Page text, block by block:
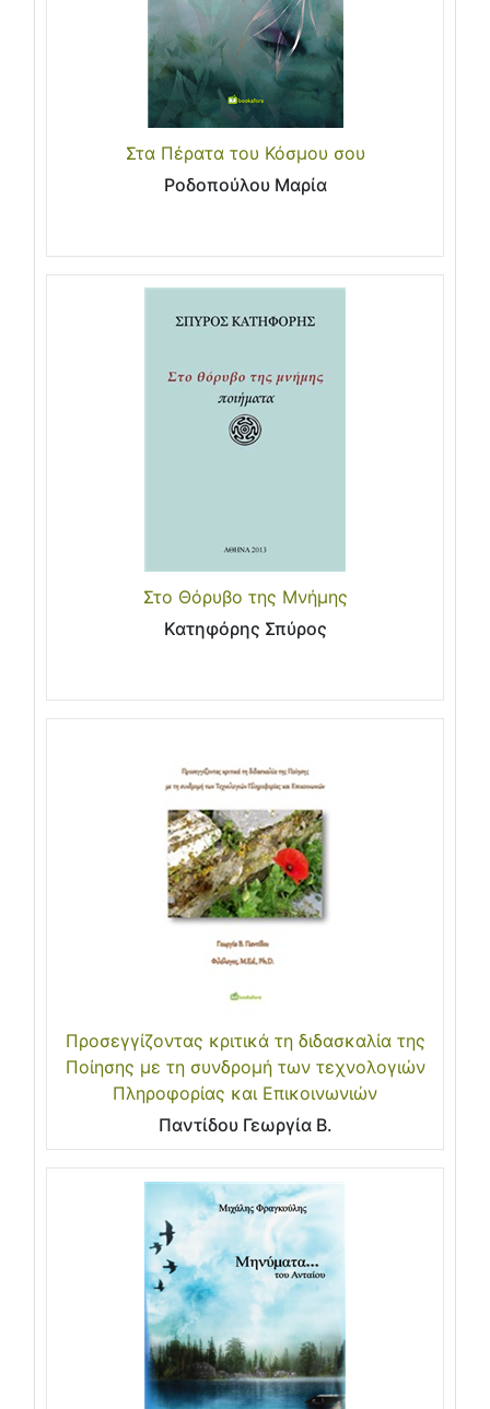
Στα Πέρατα του Κόσμου σου
Ροδοπούλου Μαρία
Στο Θόρυβο της Μνήμης
Κατηφόρης Σπύρος
Προσεγγίζοντας κριτικά τη διδασκαλία της
Ποίησης με τη συνδρομή των τεχνολογιών
Πληροφορίας και Επικοινωνιών
Παντίδου Γεωργία Β.